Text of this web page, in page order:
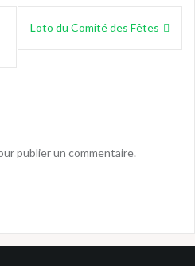
Loto du Comité des Fêtes
publier un commentaire.